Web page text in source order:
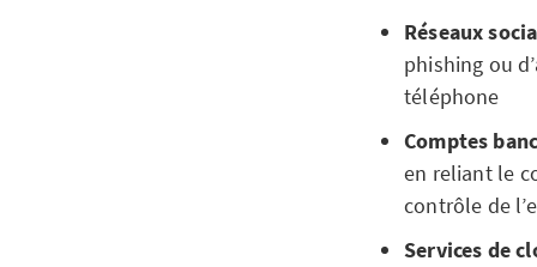
Réseaux
phishing ou
téléphone
Comptes
en reliant le
contrôle de
Services de